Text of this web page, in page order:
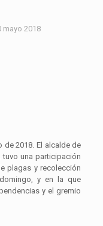
mayo 2018
de 2018. El alcalde de
tuvo una participación
plagas y recolección
y en la que
y el gremio